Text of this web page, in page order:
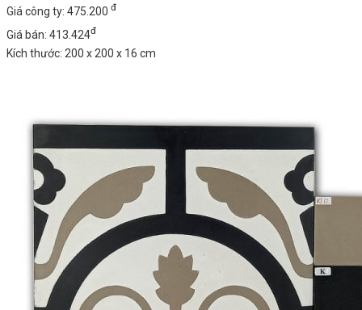
Giá công ty: 475.200 đ
Giá bán: 413.424đ
Kích thước: 200 x 200 x 16 cm